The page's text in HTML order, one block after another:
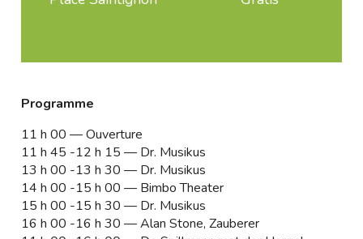
Programme
11 h 00 — Ouverture
11 h 45 -12 h 15 — Dr. Musikus
13 h 00 -13 h 30 — Dr. Musikus
14 h 00 -15 h 00 — Bimbo Theater
15 h 00 -15 h 30 — Dr. Musikus
16 h 00 -16 h 30 — Alan Stone, Zauberer